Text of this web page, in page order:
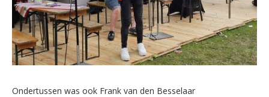
Ondertussen was ook Frank van den Besselaar